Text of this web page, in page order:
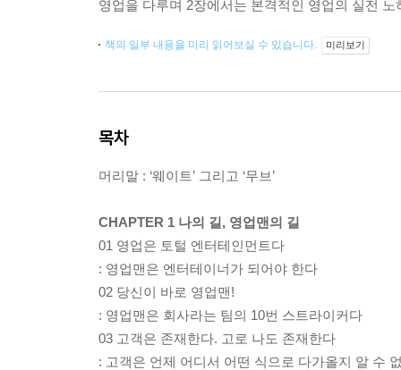
영업을 다루며 2장에서는 본격적인 영업의 실전
책의 일부 내용을 미리 읽어보실 수 있습니다. 미리보기
목차
머리말 : ‘웨이트’ 그리고 ‘무브’
CHAPTER 1 나의 길, 영업맨의 길
01 영업은 토털 엔터테인먼트다
: 영업맨은 엔터테이너가 되어야 한다
02 당신이 바로 영업맨!
: 영업맨은 회사라는 팀의 10번 스트라이커다
03 고객은 존재한다. 고로 나도 존재한다
: 고객은 언제 어디서 어떤 식으로 다가올지 알 수